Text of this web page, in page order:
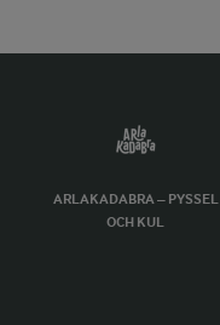
ARLAKADABRA – PYSSEL
OCH KUL